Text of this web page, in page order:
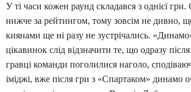
У ті часи кожен раунд складався з однієї
нижче за рейтингом, тому зовсім не дивно,
киянами ще ні разу не зустрічались.
цікавинок слід відзначити те, що одразу
гравці команди поголилися наголо,
іміджі, вже після гри з «Спартаком»